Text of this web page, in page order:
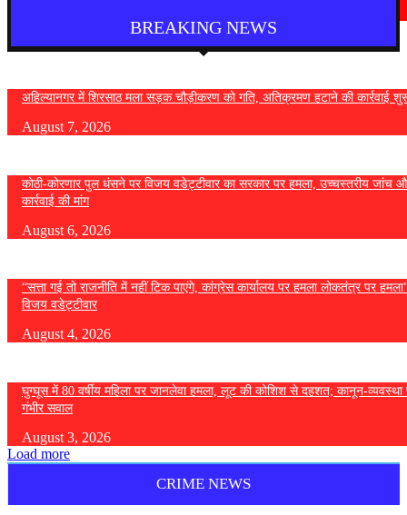
BREAKING NEWS
अहिल्यानगर में शिरसाठ मला सड़क चौड़ीकरण को गति, अतिक्रमण हटाने की कार्रवाई
August 7, 2026
कोठी-कोरणार पुल धंसने पर विजय वडेट्टीवार का सरकार पर हमला, उच्चस्तरीय जांच
कार्रवाई की मांग
August 6, 2026
“सत्ता गई तो राजनीति में नहीं टिक पाएंगे, कांग्रेस कार्यालय पर हमला लोकतंत्र पर
विजय वडेट्टीवार
August 4, 2026
घुग्घूस में 80 वर्षीय महिला पर जानलेवा हमला, लूट की कोशिश से दहशत; कानून-व्यवस्था
गंभीर सवाल
August 3, 2026
Load more
CRIME NEWS